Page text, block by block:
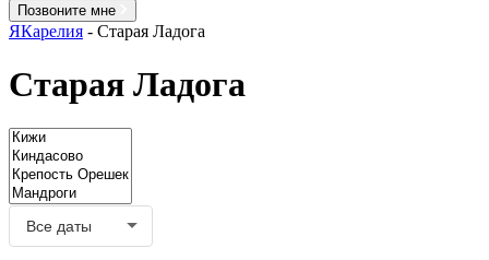
Позвоните мне
ЯКарелия - Старая Ладога
Старая Ладога